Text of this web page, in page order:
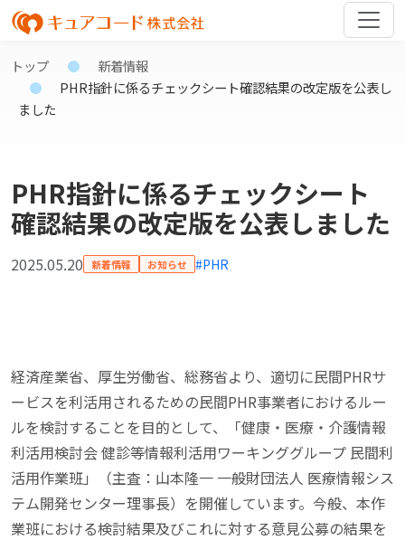
トップ
新着情報
PHR指針に係るチェックシート確認結果の改定版を公表し
ました
PHR指針に係るチェックシート
確認結果の改定版を公表しました
2025.05.20 新着情報 お知らせ #PHR
経済産業省、厚生労働省、総務省より、適切に民間PHRサ
ービスを利活用されるための民間PHR事業者におけるルー
ルを検討することを目的として、「健康・医療・介護情報
利活用検討会 健診等情報利活用ワーキンググループ 民間利
活用作業班」（主査：山本隆一 一般財団法人 医療情報シス
テム開発センター理事長）を開催しています。今般、本作
業班における検討結果及びこれに対する意見公募の結果を